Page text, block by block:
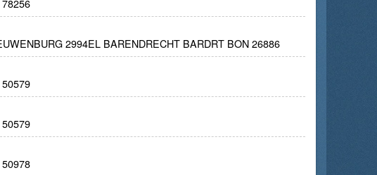
2994EL BARENDRECHT BARDRT BON 26886